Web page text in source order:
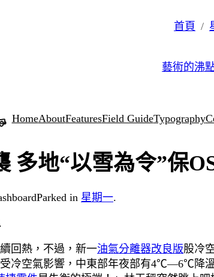
首頁
藝術的沸
HomeAboutFeaturesField GuideTypography
多地“以雪為令”保
Parked in 星期一.
回熱，不過，新一油氣分離器改良版股冷
冷空氣影響，中東部年夜部有4℃—6℃